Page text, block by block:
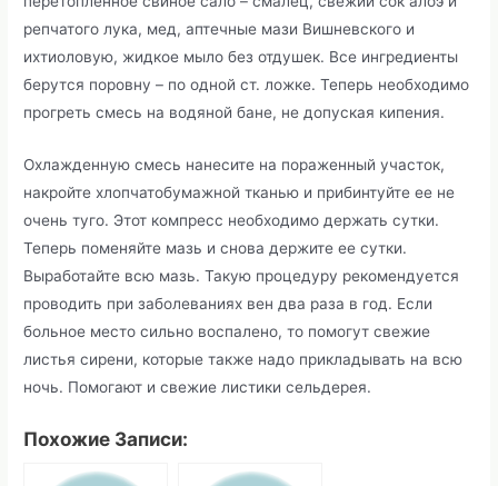
репчатого лука, мед, аптечные мази Вишневского и
ихтиоловую, жидкое мыло без отдушек. Все ингредиенты
берутся поровну – по одной ст. ложке. Теперь необходимо
прогреть смесь на водяной бане, не допуская кипения.
Охлажденную смесь нанесите на пораженный участок,
накройте хлопчатобумажной тканью и прибинтуйте ее не
очень туго. Этот компресс необходимо держать сутки.
Теперь поменяйте мазь и снова держите ее сутки.
Выработайте всю мазь. Такую процедуру рекомендуется
проводить при заболеваниях вен два раза в год. Если
больное место сильно воспалено, то помогут свежие
листья сирени, которые также надо прикладывать на всю
ночь. Помогают и свежие листики сельдерея.
Похожие Записи: